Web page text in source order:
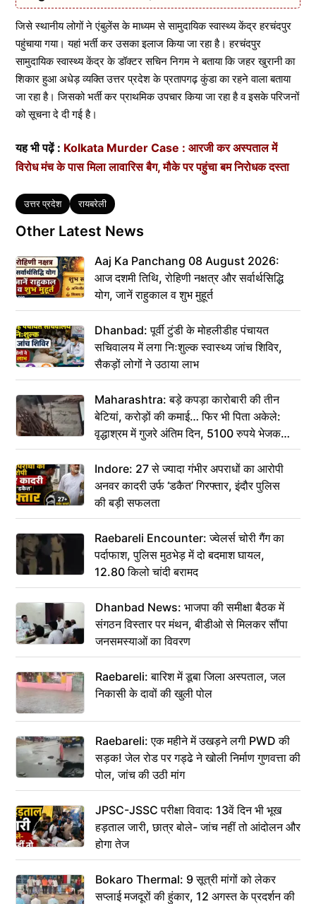
जिसे स्थानीय लोगों ने एंबुलेंस के माध्यम से सामुदायिक स्वास्थ्य केंद्र हरचंदपुर
पहुंचाया गया। यहां भर्ती कर उसका इलाज किया जा रहा है। हरचंदपुर
सामुदायिक स्वास्थ्य केंद्र के डॉक्टर सचिन निगम ने बताया कि जहर खुरानी का
शिकार हुआ अधेड़ व्यक्ति उत्तर प्रदेश के प्रतापगढ़ कुंडा का रहने वाला बताया
जा रहा है। जिसको भर्ती कर प्राथमिक उपचार किया जा रहा है व इसके परिजनों
को सूचना दे दी गई है।
यह भी पढ़ें : Kolkata Murder Case : आरजी कर अस्पताल में
विरोध मंच के पास मिला लावारिस बैग, मौके पर पहुंचा बम निरोधक दस्ता
Tags
उत्तर प्रदेश रायबरेली
Other Latest News
Aaj Ka Panchang 08 August 2026:
आज दशमी तिथि, रोहिणी नक्षत्र और सर्वार्थसिद्धि
योग, जानें राहुकाल व शुभ मुहूर्त
Dhanbad: पूर्वी टुंडी के मोहलीडीह पंचायत
सचिवालय में लगा निःशुल्क स्वास्थ्य जांच शिविर,
सैकड़ों लोगों ने उठाया लाभ
Maharashtra: बड़े कपड़ा कारोबारी की तीन
बेटियां, करोड़ों की कमाई… फिर भी पिता अकेले:
वृद्धाश्रम में गुजरे अंतिम दिन, 5100 रुपये भेजकर
कहा– अंतिम संस्कार कर दीजिए हम नहीं आ पाएंगे
Indore: 27 से ज्यादा गंभीर अपराधों का आरोपी
अनवर कादरी उर्फ ‘डकैत’ गिरफ्तार, इंदौर पुलिस
की बड़ी सफलता
Raebareli Encounter: ज्वेलर्स चोरी गैंग का
पर्दाफाश, पुलिस मुठभेड़ में दो बदमाश घायल,
12.80 किलो चांदी बरामद
Dhanbad News: भाजपा की समीक्षा बैठक में
संगठन विस्तार पर मंथन, बीडीओ से मिलकर सौंपा
जनसमस्याओं का विवरण
Raebareli: बारिश में डूबा जिला अस्पताल, जल
निकासी के दावों की खुली पोल
Raebareli: एक महीने में उखड़ने लगी PWD की
सड़क! जेल रोड पर गड्ढे ने खोली निर्माण गुणवत्ता की
पोल, जांच की उठी मांग
JPSC-JSSC परीक्षा विवाद: 13वें दिन भी भूख
हड़ताल जारी, छात्र बोले- जांच नहीं तो आंदोलन और
होगा तेज
Bokaro Thermal: 9 सूत्री मांगों को लेकर
सप्लाई मजदूरों की हुंकार, 12 अगस्त के प्रदर्शन की